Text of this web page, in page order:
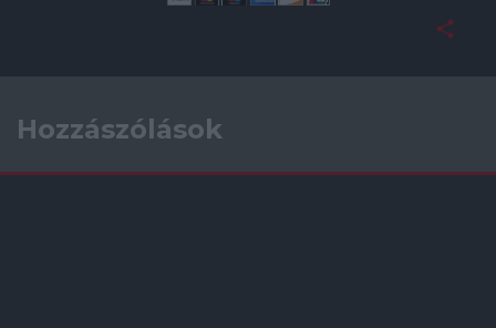
Hozzászólások